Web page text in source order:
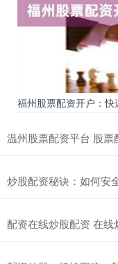
福州股票配资开户：
温州股票配资平台 股
炒股配资秘诀：如何安
配资在线炒股配资 在